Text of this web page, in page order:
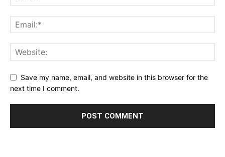
Save my name, email, and website in this browser for the
next time I comment.